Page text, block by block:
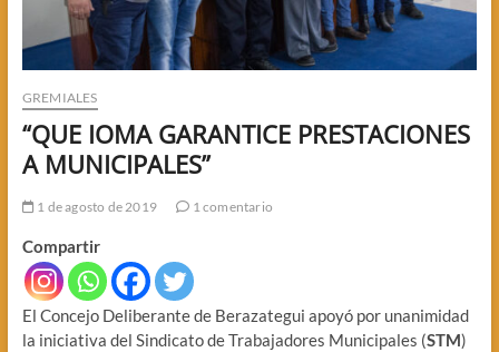
GREMIALES
“QUE IOMA GARANTICE PRESTACIONES
A MUNICIPALES”
1 de agosto de 2019 1 comentario
Compartir
El Concejo Deliberante de Berazategui apoyó por unanimidad
la iniciativa del Sindicato de Trabajadores Municipales (STM)